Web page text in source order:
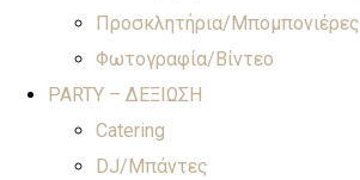
Προσκλητήρια/Μπομπονιέρες
Φωτογραφία/Βίντεο
PARTY – ΔΕΞΙΩΣΗ
Catering
DJ/Μπάντες